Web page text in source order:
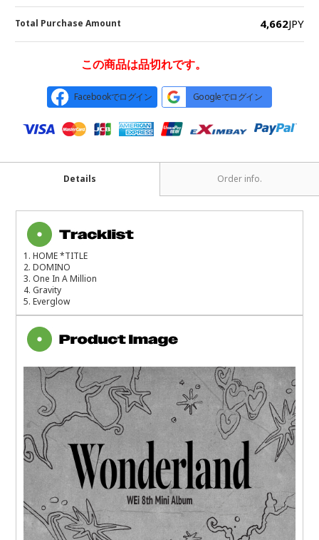
Total Purchase Amount 4,662JPY
この商品は品切れです。
Facebookでログイン Googleでログイン
Details Order info.
1. HOME *TITLE
2. DOMINO
3. One In A Million
4. Gravity
5. Everglow